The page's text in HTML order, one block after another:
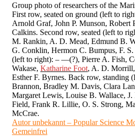
Group photo of researchers of the
First row, seated on ground (left to
Arnold Graf, John P. Munson, Robert
Calkins. Second row, seated (left to
M. Rankin, A. D. Mead, Edmund B.
G. Conklin, Hermon C. Bumpus, F.
(left to right): – —(?), Pierre A. Fish,
Wakase, Katharine Foot, A. D. Morrill,
Esther F. Byrnes. Back row, standing
Brannon, Bradley M. Davis, Clara
Margaret Lewis, Louise B. Wallace,
Field, Frank R. Lillie, O. S. Strong,
McCrae.
Autor unbekannt – Popular Science
Gemeinfrei